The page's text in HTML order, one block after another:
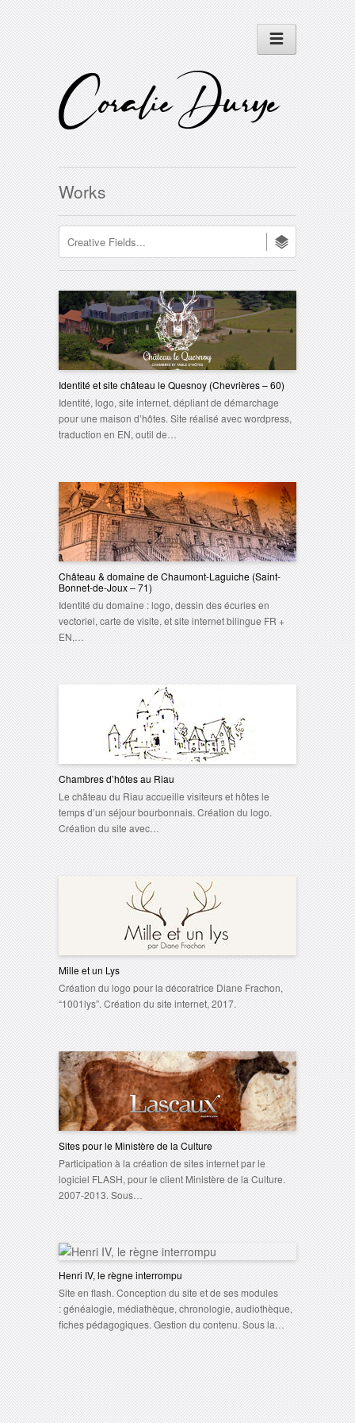
Works
Identité et site château le Quesnoy (Chevrières – 60)
Identité, logo, site internet, dépliant de démarchage
pour une maison d’hôtes. Site réalisé avec wordpress,
traduction en EN, outil de…
Château & domaine de Chaumont-Laguiche (Saint-
Bonnet-de-Joux – 71)
Identité du domaine : logo, dessin des écuries en
vectoriel, carte de visite, et site internet bilingue FR +
EN,…
Chambres d’hôtes au Riau
Le château du Riau accueille visiteurs et hôtes le
temps d’un séjour bourbonnais. Création du logo.
Création du site avec…
Mille et un Lys
Création du logo pour la décoratrice Diane Frachon,
“1001lys”. Création du site internet, 2017.
Sites pour le Ministère de la Culture
Participation à la création de sites internet par le
logiciel FLASH, pour le client Ministère de la Culture.
2007-2013. Sous…
Henri IV, le règne interrompu
Site en flash. Conception du site et de ses modules
: généalogie, médiathèque, chronologie, audiothèque,
fiches pédagogiques. Gestion du contenu. Sous la…